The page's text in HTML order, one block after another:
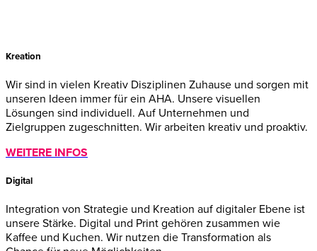
Kreation
Wir sind in vielen Kreativ Disziplinen Zuhause und sorgen mit
unseren Ideen immer für ein AHA. Unsere visuellen
Lösungen sind individuell. Auf Unternehmen und
Zielgruppen zugeschnitten. Wir arbeiten kreativ und proaktiv.
WEITERE INFOS
Digital
Integration von Strategie und Kreation auf digitaler Ebene ist
unsere Stärke. Digital und Print gehören zusammen wie
Kaffee und Kuchen. Wir nutzen die Transformation als